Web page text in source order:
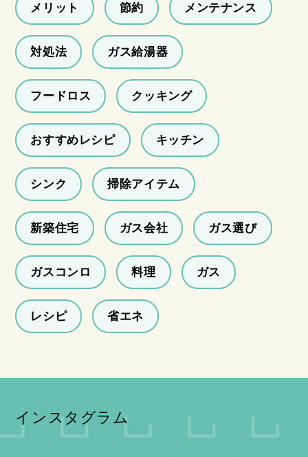
メリット 節約 メンテナンス
対処法 ガス給湯器
フードロス クッキング
おすすめレシピ キッチン
シンク 掃除アイテム
新築住宅 ガス会社 ガス選び
ガスコンロ 料理 ガス
レシピ 省エネ
インスタグラム